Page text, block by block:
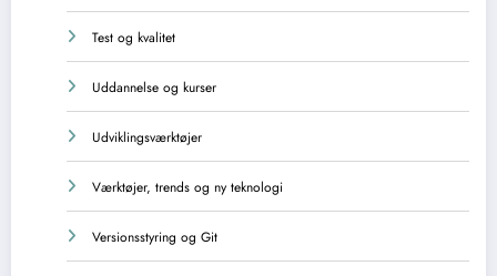
Test og kvalitet
Uddannelse og kurser
Udviklingsværktøjer
Værktøjer, trends og ny teknologi
Versionsstyring og Git